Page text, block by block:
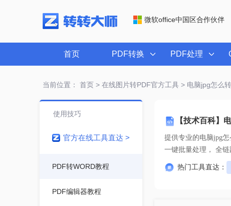
微软office中国区合作伙伴
首页 PDF转换 PDF处理
当前位置： 首页> 在线图片转PDF官方工具> 电脑jpg怎么
【技术百科】
提供专业的电脑jpg
一键
热门工具直达：
使用技巧
官方在线工具直达 >
PDF转WORD教程
PDF编辑器教程